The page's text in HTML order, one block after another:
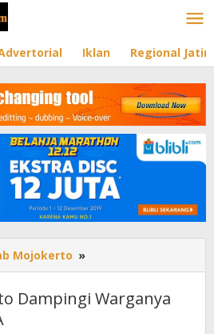
Iklan Regional Jatim
Mojokerto »
Mojokerto
Warganya
Dampingi Warganya